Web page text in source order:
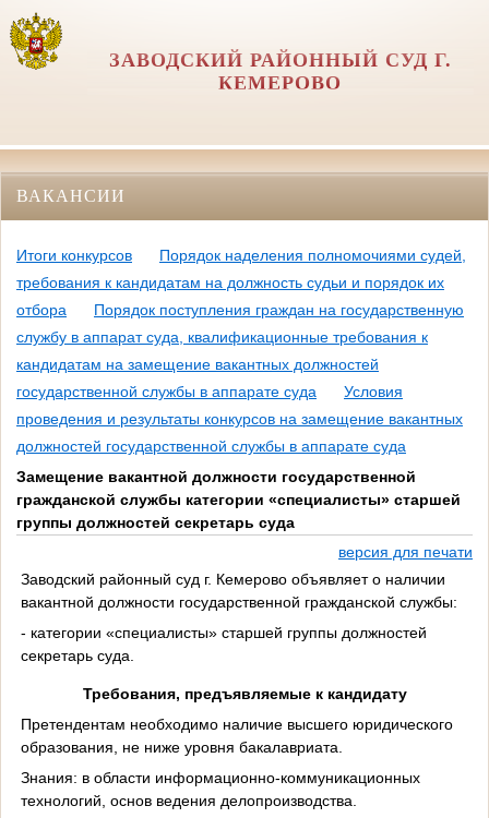
ЗАВОДСКИЙ РАЙОННЫЙ СУД Г.
КЕМЕРОВО
ВАКАНСИИ
Итоги конкурсов
Порядок наделения полномочиями судей,
требования к кандидатам на должность судьи и порядок их
отбора
Порядок поступления граждан на государственную
службу в аппарат суда, квалификационные требования к
кандидатам на замещение вакантных должностей
государственной службы в аппарате суда
Условия
проведения и результаты конкурсов на замещение вакантных
должностей государственной службы в аппарате суда
Замещение вакантной должности государственной
гражданской службы категории «специалисты» старшей
группы должностей секретарь суда
версия для печати
Заводский районный суд г. Кемерово объявляет о наличии
вакантной должности государственной гражданской службы:
- категории «специалисты» старшей группы должностей
секретарь суда.
Требования, предъявляемые к кандидату
Претендентам необходимо наличие высшего юридического
образования, не ниже уровня бакалавриата.
Знания: в области информационно-коммуникационных
технологий, основ ведения делопроизводства.